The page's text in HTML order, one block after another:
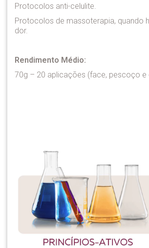
Protocolos anti-celulite.
Protocolos de massoterapia, quando
dor.
Rendimento Médio:
70g – 20 aplicações (face, pescoço e